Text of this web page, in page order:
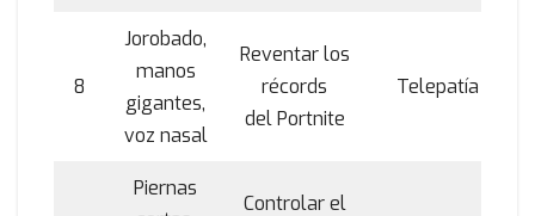
8
Jorobado,
manos
gigantes,
voz nasal
Reventar los
récords
del Portnite
Telepatía
Piernas
Controlar el